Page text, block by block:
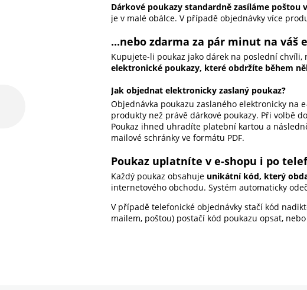
Dárkové poukazy standardně zasíláme poštou
je v malé obálce. V případě objednávky více
...nebo zdarma za pár minut na váš
Kupujete-li poukaz jako dárek na poslední
elektronické poukazy, které obdržíte během
Jak objednat elektronicky zaslaný poukaz?
Objednávka poukazu zaslaného elektronicky na
produkty než právě dárkové poukazy. Při volbě
Poukaz ihned uhradíte platební kartou a
mailové schránky ve formátu PDF.
Poukaz uplatníte v e-shopu i po
Každý poukaz obsahuje unikátní kód, který
internetového obchodu. Systém automaticky
V případě telefonické objednávky stačí kód
mailem, poštou) postačí kód poukazu opsat,